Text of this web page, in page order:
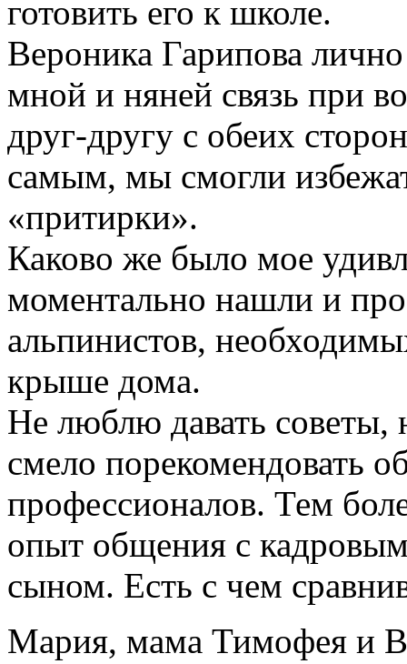
готовить его к школе.
Вероника Гарипова
мной и няней связь при
друг-другу с обеих
самым, мы смогли
«притирки».
Каково же было мое
моментально нашли и
альпинистов,
крыше дома.
Не люблю давать советы,
смело порекомендовать
профессионалов. Тем
опыт общения с
сыном. Есть с чем
Мария, мама Тимофея и